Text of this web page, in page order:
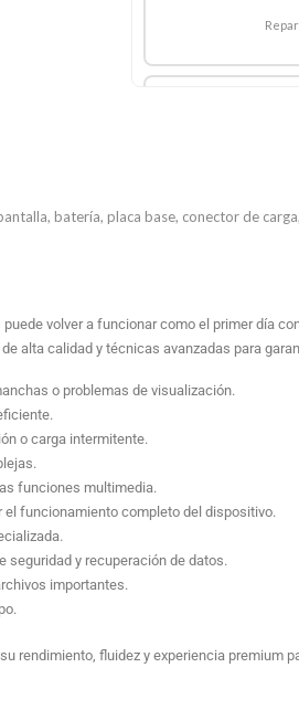
batería, placa base, conector de
puede volver a funcionar como el primer día
alta calidad y técnicas avanzadas para
o problemas de visualización.
o carga intermitente.
funciones multimedia.
el funcionamiento completo del dispositivo.
seguridad y recuperación de datos.
importantes.
su rendimiento, fluidez y experiencia